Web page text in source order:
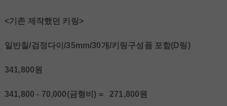
<기존 제작했던 키링>
일반칠/검정다이/35mm/30개/키링구성품 포함(D링)
341,800원
341,800 - 70,000(금형비) = 271,800원